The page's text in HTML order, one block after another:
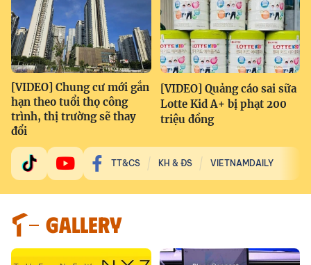
[VIDEO] Chung cư mới gắn
hạn theo tuổi thọ công
trình, thị trường sẽ thay
đổi
[VIDEO] Quảng cáo sai sữa
Lotte Kid A+ bị phạt 200
triệu đồng
TT&CS KH & ĐS VIETNAMDAILY
GALLERY